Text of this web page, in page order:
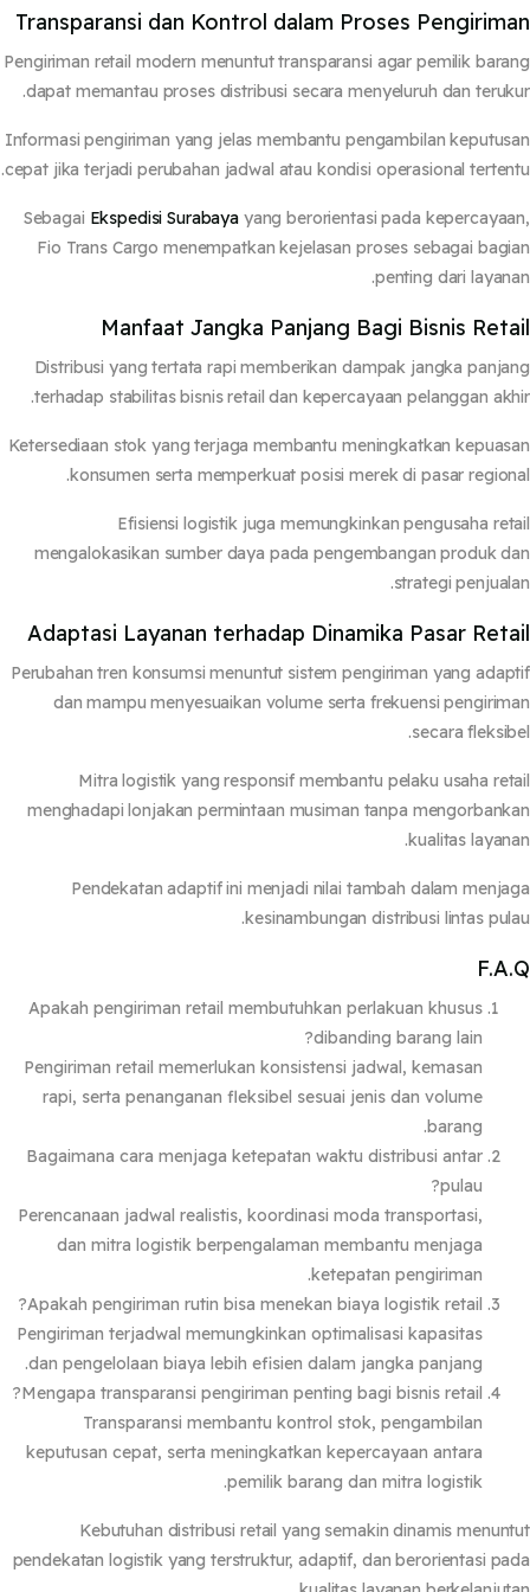
Transparansi dan Kontrol dalam Proses
Pengiriman retail modern menuntut transparansi agar pemilik
dapat memantau proses distribusi secara menyeluruh dan
Informasi pengiriman yang jelas membantu pengambilan
cepat jika terjadi perubahan jadwal atau kondisi operasional
SebagaiEkspedisi Surabayayang berorientasi pada
Fio Trans Cargo menempatkan kejelasan proses sebagai
penting dari
Manfaat Jangka Panjang Bagi Bisnis
Distribusi yang tertata rapi memberikan dampak jangka
terhadap stabilitas bisnis retail dan kepercayaan pelanggan
Ketersediaan stok yang terjaga membantu meningkatkan
konsumen serta memperkuat posisi merek di pasar
Efisiensi logistik juga memungkinkan pengusaha
mengalokasikan sumber daya pada pengembangan produk
strategi
Adaptasi Layanan terhadap Dinamika Pasar
Perubahan tren konsumsi menuntut sistem pengiriman yang
dan mampu menyesuaikan volume serta frekuensi
secara
Mitra logistik yang responsif membantu pelaku usaha
menghadapi lonjakan permintaan musiman tanpa
kualitas
Pendekatan adaptif ini menjadi nilai tambah dalam
kesinambungan distribusi lintas
Apakah pengiriman retail membutuhkan perlakuan khusus
dibanding barang lain?
Pengiriman retail memerlukan konsistensi jadwal, kemasan
rapi, serta penanganan fleksibel sesuai jenis dan volume
barang.
Bagaimana cara menjaga ketepatan waktu distribusi antar
pulau?
Perencanaan jadwal realistis, koordinasi moda transportasi,
dan mitra logistik berpengalaman membantu menjaga
ketepatan pengiriman.
Apakah pengiriman rutin bisa menekan biaya logistik retail?
Pengiriman terjadwal memungkinkan optimalisasi kapasitas
dan pengelolaan biaya lebih efisien dalam jangka panjang.
Mengapa transparansi pengiriman penting bagi bisnis retail?
Transparansi membantu kontrol stok, pengambilan
keputusan cepat, serta meningkatkan kepercayaan antara
pemilik barang dan mitra logistik.
Kebutuhan distribusi retail yang semakin dinamis
pendekatan logistik yang terstruktur, adaptif, dan berorientasi